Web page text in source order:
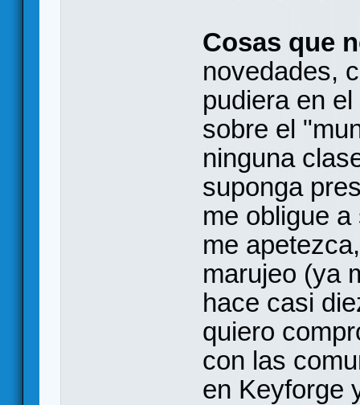
Cosas que
novedades,
pudiera en
sobre el
ninguna
suponga
me obligue
me
marujeo (ya
hace casi
quiero
con las
en Keyforge